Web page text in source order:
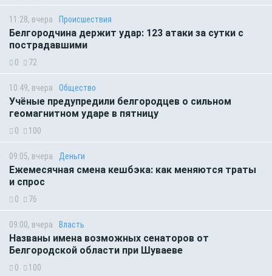
11:28, вчера Происшествия
Белгородчина держит удар: 123 атаки за сутки с
пострадавшими
0 72
10:49, вчера Общество
Учёные предупредили белгородцев о сильном
геомагнитном ударе в пятницу
0 100
09:05, вчера Деньги
Ежемесячная смена кешбэка: как меняются траты
и спрос
0 76
09:00, вчера Власть
Названы имена возможных сенаторов от
Белгородской области при Шуваеве
0 100